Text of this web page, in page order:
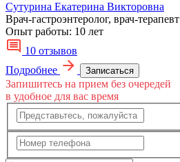
Сутурина Екатерина Викторовна
Врач-гастроэнтеролог, врач-терапевт
Опыт работы: 10 лет
10 отзывов
Подробнее
Записаться
Запишитесь на прием без очередей
в удобное для вас время